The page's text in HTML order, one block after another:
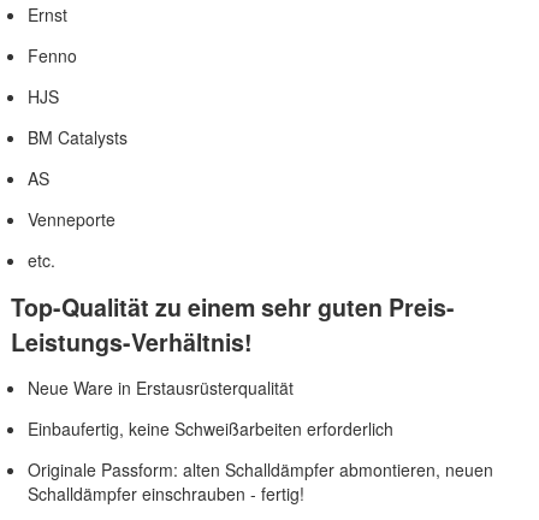
Ernst
Fenno
HJS
BM Catalysts
AS
Venneporte
etc.
Top-Qualität zu einem sehr guten Preis-
Leistungs-Verhältnis!
Neue Ware in Erstausrüsterqualität
Einbaufertig, keine Schweißarbeiten erforderlich
Originale Passform: alten Schalldämpfer abmontieren, neuen
Schalldämpfer einschrauben - fertig!